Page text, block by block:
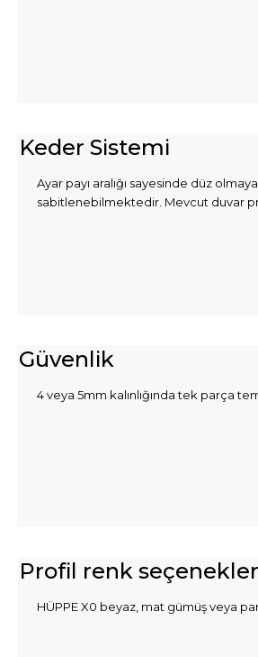
Keder Sistemi
Ayar payı aralığı sayesinde düz
sabitlenebilmektedir. Mevcut duvar
Güvenlik
4 veya 5mm kalınlığında tek parça
Profil renk
HÜPPE X0 beyaz, mat gümüş veya